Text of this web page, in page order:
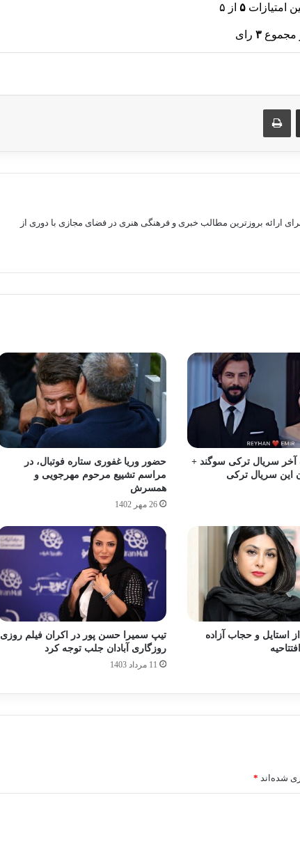
امتیازات ۵ از ۵
مجموع ۳ رای
اشتراک گذاری از طریق ایمیل چاپ
فراهم سازی بستری برای ارائه بروزترین مطالب خبری و فرهنگی هنری در فضای مجازی با دوری از
سریال ترکی سوگند +
این سریال ترکی
حضور وریا غفوری ستاره فوتبال، در
مراسم تشییع مرحوم مهرجویی و
همسرش
26 مهر 1402
استایل و حجاب آزاده
تیپ سمیرا حسن‌ پور در اکران فیلم روزی
روزگاری آبادان جلب توجه کرد
11 مرداد 1403
شده‌اند *